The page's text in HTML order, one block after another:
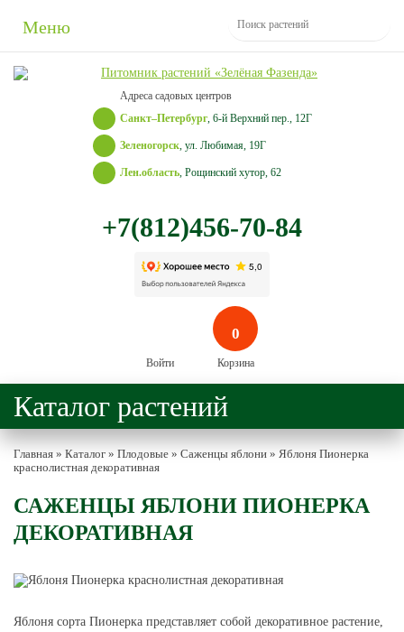
Меню
Адреса садовых центров
Санкт–Петербург, 6-й Верхний пер., 12Г
Зеленогорск, ул. Любимая, 19Г
Лен.область, Рощинский хутор, 62
+7(812)456-70-84
Войти
0
Корзина
Каталог растений
Главная » Каталог » Плодовые » Саженцы яблони » Яблоня Пионерка
краснолистная декоративная
САЖЕНЦЫ ЯБЛОНИ ПИОНЕРКА
ДЕКОРАТИВНАЯ
Яблоня сорта Пионерка представляет собой декоративное растение,